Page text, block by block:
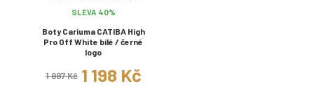
SLEVA 40%
Boty Cariuma CATIBA High
Pro Off White bílé / černé
logo
1 997 Kč 1 198 Kč